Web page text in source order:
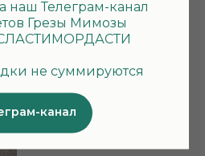
наш Телеграм-канал
Грезы Мимозы
не суммируются
канал
Пломбир
7 200